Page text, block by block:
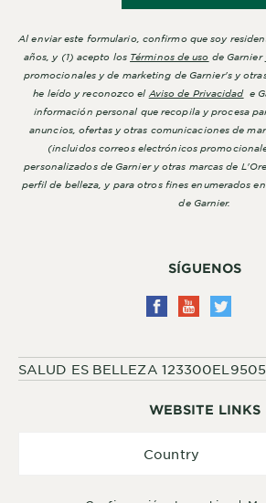
WEBSITE LINKS
Country
SÍGUENOS
SALUD ES BELLEZA
Al enviar este formulario, confirmo que soy
años, y (1) acepto los Términos de uso de
promocionales y de marketing de Garnier's y
he leído y reconozco el Aviso de Privacidade
información personal que recopila y procesa
anuncios, ofertas y otras comunicaciones de
(incluidos correos electrónicos
personalizados de Garnier y otras marcas de
perfil de belleza, y para otros fines enumerados
de Garnier.